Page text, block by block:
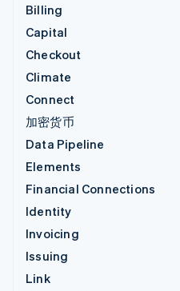
Billing
Capital
Checkout
Climate
Connect
加密货币
Data Pipeline
Elements
Financial Connections
Identity
Invoicing
Issuing
Link